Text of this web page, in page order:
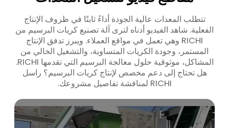
تتطلب المعدات عالية الجودة أداءً ثابتًا في ظروف الإنتاج
الفعلية. شاهد الفيديو أدناه لترى آلة تصنيع كريات البرسيم من
RICHI وهي تعمل في مواقع العملاء. ويبرز تدفق الإنتاج
المستمر، وجودة الكريات المتساوية، والتشغيل الخالي من
المشاكل، موثوقية حلول معالجة البرسيم التي تقدمها RICHI.
هل تحتاج إلى دعم مخصص لإنتاج كريات البرسيم؟ راسل
RICHI لمناقشة تفاصيل مشروعك.